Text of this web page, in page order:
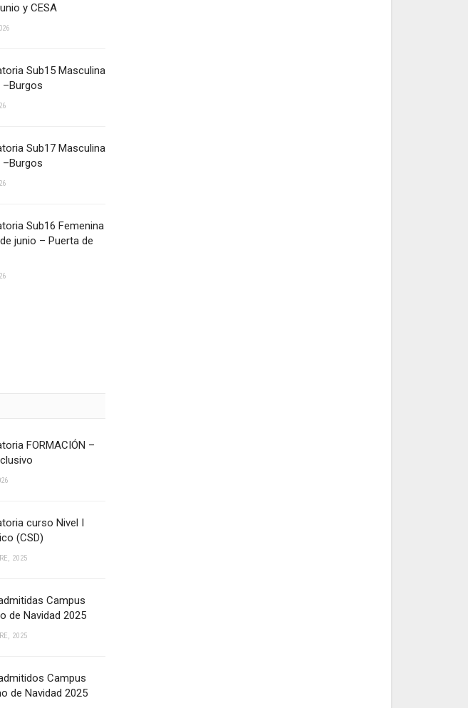
y CESA
Sub15 Masculina
–Burgos
Sub17 Masculina
–Burgos
Sub16 Femenina
junio – Puerta de
FORMACIÓN –
curso Nivel I
(CSD)
2025
Campus
de Navidad 2025
2025
Campus
de Navidad 2025